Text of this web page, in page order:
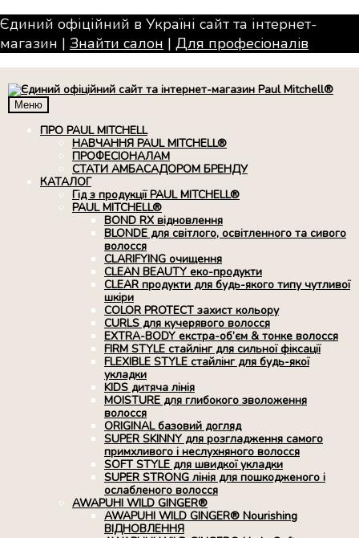
Єдиний офіційний в Україні сайт та інтернет-
магазин | Знайти салон | Для професiоналiв
Меню
ПРО PAUL MITCHELL
НАВЧАННЯ PAUL MITCHELL®
ПРОФЕСІОНАЛАМ
СТАТИ АМБАСАДОРОМ БРЕНДУ
КАТАЛОГ
Гід з продукції PAUL MITCHELL®
PAUL MITCHELL®
BOND RX вiдновлення
BLONDE для світлого, освітленного та сивого
волосся
CLARIFYING очищення
CLEAN BEAUTY еко-продукти
CLEAR продукти для будь-якого типу чутливої
шкіри
COLOR PROTECT захист кольору
CURLS для кучерявого волосся
EXTRA-BODY екстра-об’єм & тонке волосся
FIRM STYLE стайлінг для сильної фіксації
FLEXIBLE STYLE стайлінг для будь-якої
укладки
KIDS дитяча лінія
MOISTURE для глибокого зволоження
волосся
ORIGINAL базовий догляд
SUPER SKINNY для розгладження самого
примхливого і неслухняного волосся
SOFT STYLE для швидкої укладки
SUPER STRONG лінія для пошкодженого і
ослабленого волосся
AWAPUHI WILD GINGER®
AWAPUHI WILD GINGER® Nourishing
ВІДНОВЛЕННЯ